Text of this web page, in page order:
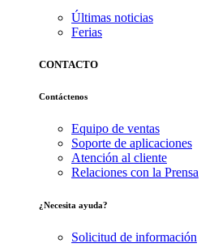
Últimas noticias
Ferias
CONTACTO
Contáctenos
Equipo de ventas
Soporte de aplicaciones
Atención al cliente
Relaciones con la Prensa
¿Necesita ayuda?
Solicitud de información